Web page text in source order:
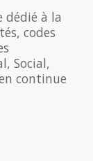
dédié à la
codes
Social,
continue